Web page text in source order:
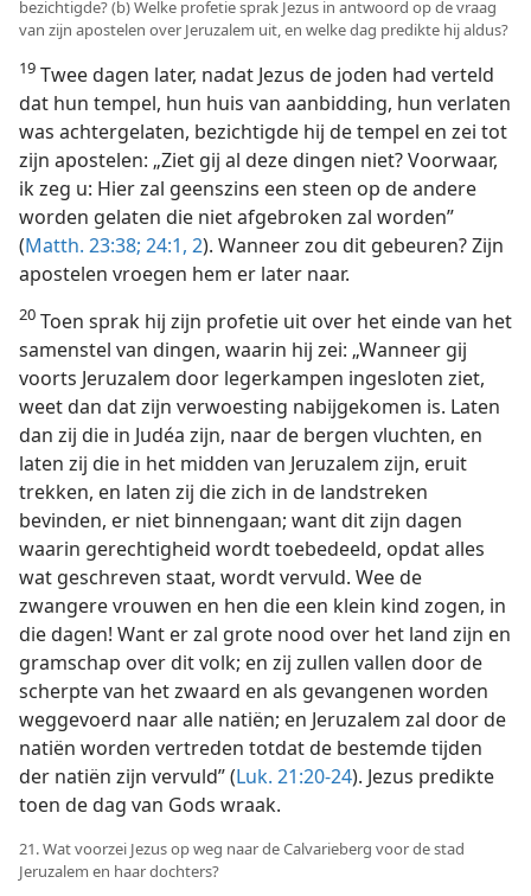
bezichtigde? (b) Welke profetie sprak Jezus in antwoord op de vraag
van zijn apostelen over Jeruzalem uit, en welke dag predikte hij aldus?
19 Twee dagen later, nadat Jezus de joden had verteld
dat hun tempel, hun huis van aanbidding, hun verlaten
was achtergelaten, bezichtigde hij de tempel en zei tot
zijn apostelen: „Ziet gij al deze dingen niet? Voorwaar,
ik zeg u: Hier zal geenszins een steen op de andere
worden gelaten die niet afgebroken zal worden”
(Matth. 23:38; 24:1, 2). Wanneer zou dit gebeuren? Zijn
apostelen vroegen hem er later naar.
20 Toen sprak hij zijn profetie uit over het einde van het
samenstel van dingen, waarin hij zei: „Wanneer gij
voorts Jeruzalem door legerkampen ingesloten ziet,
weet dan dat zijn verwoesting nabijgekomen is. Laten
dan zij die in Judéa zijn, naar de bergen vluchten, en
laten zij die in het midden van Jeruzalem zijn, eruit
trekken, en laten zij die zich in de landstreken
bevinden, er niet binnengaan; want dit zijn dagen
waarin gerechtigheid wordt toebedeeld, opdat alles
wat geschreven staat, wordt vervuld. Wee de
zwangere vrouwen en hen die een klein kind zogen, in
die dagen! Want er zal grote nood over het land zijn en
gramschap over dit volk; en zij zullen vallen door de
scherpte van het zwaard en als gevangenen worden
weggevoerd naar alle natiën; en Jeruzalem zal door de
natiën worden vertreden totdat de bestemde tijden
der natiën zijn vervuld” (Luk. 21:20-24). Jezus predikte
toen de dag van Gods wraak.
21. Wat voorzei Jezus op weg naar de Calvarieberg voor de stad
Jeruzalem en haar dochters?